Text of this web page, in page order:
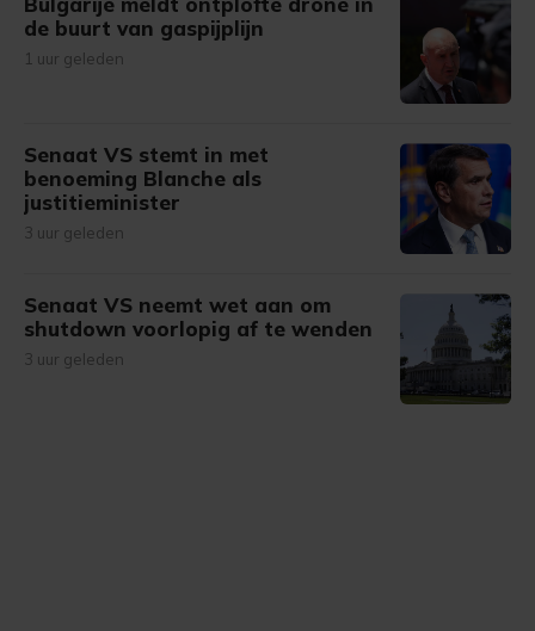
de buurt van gaspijplijn
1 uur geleden
Senaat VS stemt in met
benoeming Blanche als
justitieminister
3 uur geleden
Senaat VS neemt wet aan om
shutdown voorlopig af te wenden
3 uur geleden